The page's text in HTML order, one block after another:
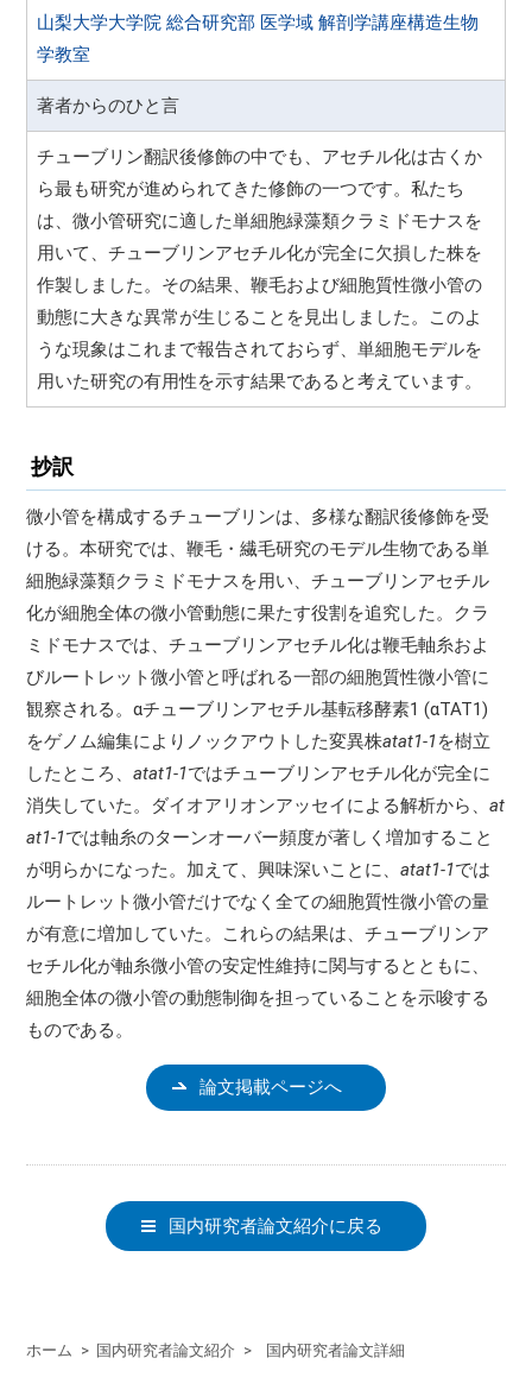
山梨大学大学院 総合研究部 医学域 解剖学講座構造生物
学教室
著者からのひと言
チューブリン翻訳後修飾の中でも、アセチル化は古くか
ら最も研究が進められてきた修飾の一つです。私たち
は、微小管研究に適した単細胞緑藻類クラミドモナスを
用いて、チューブリンアセチル化が完全に欠損した株を
作製しました。その結果、鞭毛および細胞質性微小管の
動態に大きな異常が生じることを見出しました。このよ
うな現象はこれまで報告されておらず、単細胞モデルを
用いた研究の有用性を示す結果であると考えています。
抄訳
微小管を構成するチューブリンは、多様な翻訳後修飾を受
ける。本研究では、鞭毛・繊毛研究のモデル生物である単
細胞緑藻類クラミドモナスを用い、チューブリンアセチル
化が細胞全体の微小管動態に果たす役割を追究した。クラ
ミドモナスでは、チューブリンアセチル化は鞭毛軸糸およ
びルートレット微小管と呼ばれる一部の細胞質性微小管に
観察される。αチューブリンアセチル基転移酵素1 (αTAT1)
をゲノム編集によりノックアウトした変異株atat1-1を樹立
したところ、atat1-1ではチューブリンアセチル化が完全に
消失していた。ダイオアリオンアッセイによる解析から、at
at1-1では軸糸のターンオーバー頻度が著しく増加すること
が明らかになった。加えて、興味深いことに、atat1-1では
ルートレット微小管だけでなく全ての細胞質性微小管の量
が有意に増加していた。これらの結果は、チューブリンア
セチル化が軸糸微小管の安定性維持に関与するとともに、
細胞全体の微小管の動態制御を担っていることを示唆する
ものである。
論文掲載ページへ
国内研究者論文紹介に戻る
ホーム > 国内研究者論文紹介 > 国内研究者論文詳細